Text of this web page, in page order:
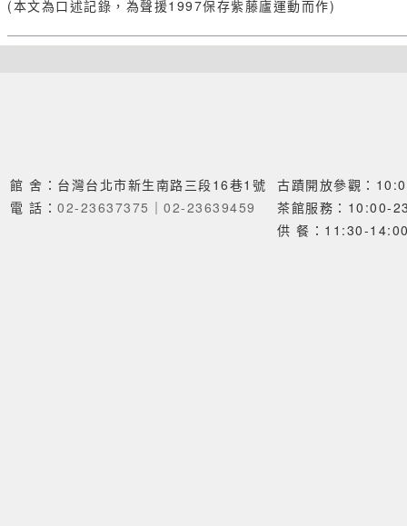
(本文為口述記錄，為聲援1997保存紫藤廬運動而作)
館 舍：台灣台北市新生南路三段16巷1號
電 話： 02-23637375 ｜ 02-23639459
古蹟開放參觀：
茶館服務：10:00-
供 餐：11:30-